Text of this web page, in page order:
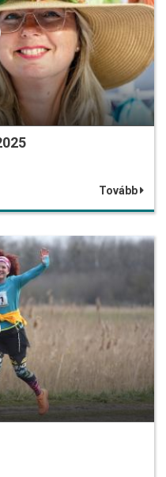
Tovább